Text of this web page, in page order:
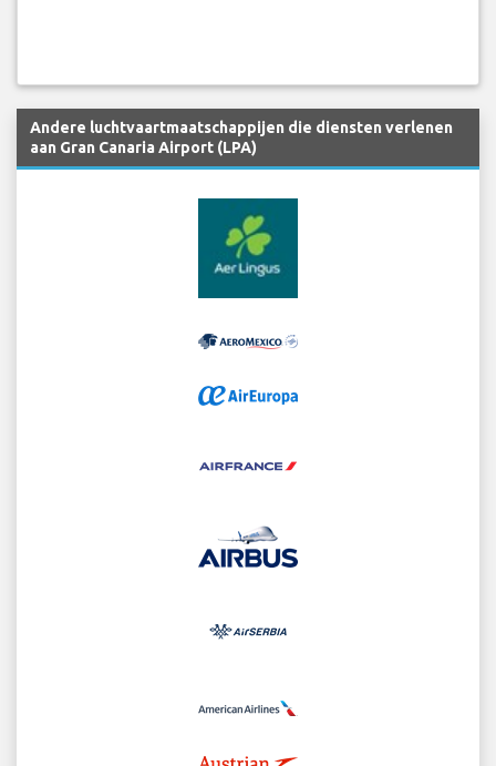
Andere luchtvaartmaatschappijen die diensten verlenen
aan Gran Canaria Airport (LPA)